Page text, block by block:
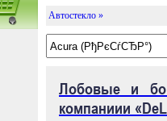
Автостекло »
Лобовые и
компаниии